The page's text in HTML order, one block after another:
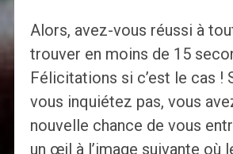
Alors, avez-vous réussi à
trouver en moins de 15
Félicitations si c’est le cas !
vous inquiétez pas, vous
nouvelle chance de vous
un œil à l’image suivante où